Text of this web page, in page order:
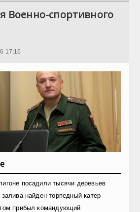
Военно-спортивного
17:16
посадили тысячи деревьев
найден торпедный катер
прибыл командующий